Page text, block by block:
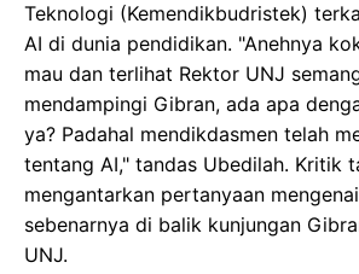
Teknologi (Kemendikbudristek)
AI di dunia pendidikan. "Anehnya
mau dan terlihat Rektor UNJ
mendampingi Gibran, ada apa
ya? Padahal mendikdasmen telah
tentang AI," tandas Ubedilah. Kritik
mengantarkan pertanyaan
sebenarnya di balik kunjungan
UNJ.